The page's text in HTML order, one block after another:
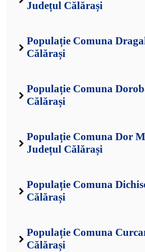
Județul Călărași
Populație Comuna
Călărași
Populație Comuna
Călărași
Populație Comuna Dor
Județul Călărași
Populație Comuna
Călărași
Populație Comuna
Călărași